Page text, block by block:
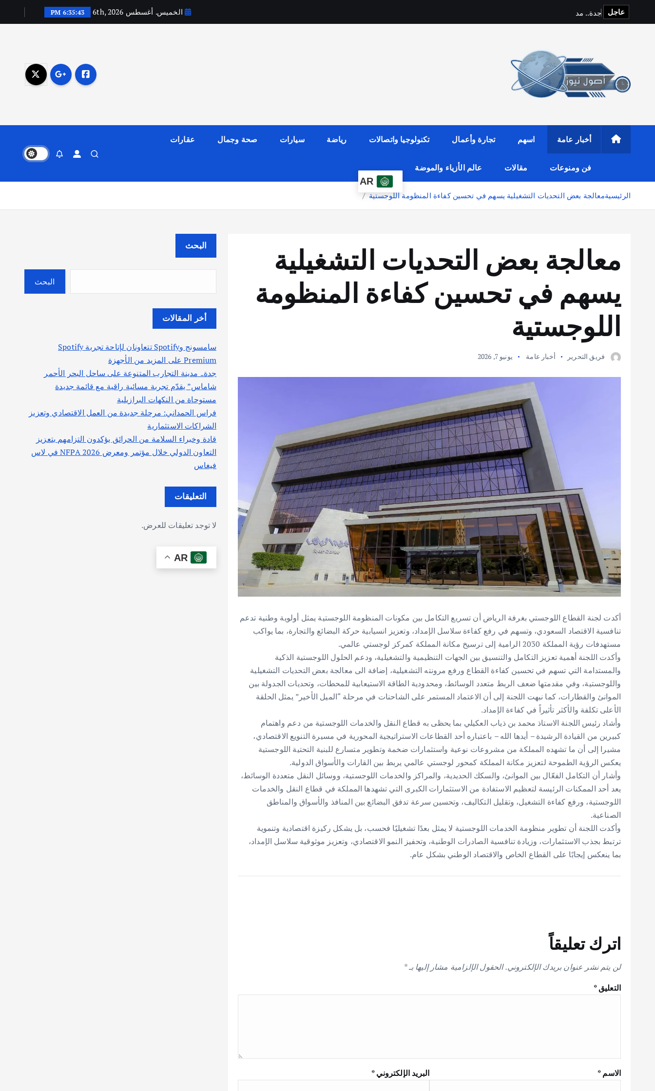
ى
عاجل جدة.
. مد الخميس. أغسطس 6th, 2026 6:35:44 PM
أخبار عامة اسهم تجارة وأعمال تكنولوجيا واتصالات رياضة سيارات صحة وجمال عقارات
فن ومنوعات مقالات
عالم الأزياء والموضة
AR
الرئيسيةمعالجة بعض التحديات التشغيلية يسهم في تحسين كفاءة المنظومة اللوجستية
معالجة بعض التحديات التشغيلية
يسهم في تحسين كفاءة المنظومة
اللوجستية
فريق التحرير أخبار عامة يونيو 7, 2026
أكدت لجنة القطاع اللوجستي بغرفة الرياض أن تسريع التكامل بين مكونات المنظومة اللوجستية يمثل أولوية وطنية تدعم
تنافسية الاقتصاد السعودي، وتسهم في رفع كفاءة سلاسل الإمداد، وتعزيز انسيابية حركة البضائع والتجارة، بما يواكب
مستهدفات رؤية المملكة 2030 الرامية إلى ترسيخ مكانة المملكة كمركز لوجستي عالمي.
وأكدت اللجنة أهمية تعزيز التكامل والتنسيق بين الجهات التنظيمية والتشغيلية، ودعم الحلول اللوجستية الذكية
والمستدامة التي تسهم في تحسين كفاءة القطاع ورفع مرونته التشغيلية، إضافة الى معالجة بعض التحديات التشغيلية
واللوجستية، وفي مقدمتها ضعف الربط متعدد الوسائط، ومحدودية الطاقة الاستيعابية للمحطات، وتحديات الجدولة بين
الموانئ والقطارات، كما نبهت اللجنة إلى أن الاعتماد المستمر على الشاحنات في مرحلة “الميل الأخير” يمثل الحلقة
الأعلى تكلفة والأكثر تأثيراً في كفاءة الإمداد.
وأشاد رئيس اللجنة الاستاذ محمد بن ذياب العكيلي بما يحظى به قطاع النقل والخدمات اللوجستية من دعم واهتمام
كبيرين من القيادة الرشيدة – أيدها الله – باعتباره أحد القطاعات الاستراتيجية المحورية في مسيرة التنويع الاقتصادي،
مشيرا إلى أن ما تشهده المملكة من مشروعات نوعية واستثمارات ضخمة وتطوير متسارع للبنية التحتية اللوجستية
يعكس الرؤية الطموحة لتعزيز مكانة المملكة كمحور لوجستي عالمي يربط بين القارات والأسواق الدولية.
وأشار أن التكامل الفعّال بين الموانئ، والسكك الحديدية، والمراكز والخدمات اللوجستية، ووسائل النقل متعددة الوسائط،
يعد أحد الممكنات الرئيسة لتعظيم الاستفادة من الاستثمارات الكبرى التي تشهدها المملكة في قطاع النقل والخدمات
اللوجستية، ورفع كفاءة التشغيل، وتقليل التكاليف، وتحسين سرعة تدفق البضائع بين المنافذ والأسواق والمناطق
الصناعية.
وأكدت اللجنة أن تطوير منظومة الخدمات اللوجستية لا يمثل بعدًا تشغيليًا فحسب، بل يشكل ركيزة اقتصادية وتنموية
ترتبط بجذب الاستثمارات، وزيادة تنافسية الصادرات الوطنية، وتحفيز النمو الاقتصادي، وتعزيز موثوقية سلاسل الإمداد،
بما ينعكس إيجابًا على القطاع الخاص والاقتصاد الوطني بشكل عام.
اترك تعليقاً
لن يتم نشر عنوان بريدك الإلكتروني. الحقول الإلزامية مشار إليها بـ*
التعليق*
الاسم* البريد الإلكتروني*
البحث
البحث
أخر المقالات
سامسونج وSpotify تتعاونان لإتاحة تجربة Spotify
Premium على المزيد من الأجهزة
جدة.. مدينة التجارب المتنوعة على ساحل البحر الأحمر
شاماس” يقدّم تجربة مسائية راقية مع قائمة جديدة
مستوحاة من النكهات البرازيلية
فراس الحمداني: مرحلة جديدة من العمل الاقتصادي وتعزيز
الشراكات الاستثمارية
قادة وخبراء السلامة من الحرائق يؤكدون التزامهم بتعزيز
التعاون الدولي خلال مؤتمر ومعرض NFPA 2026 في لاس
فيغاس
التعليقات
لا توجد تعليقات للعرض.
AR